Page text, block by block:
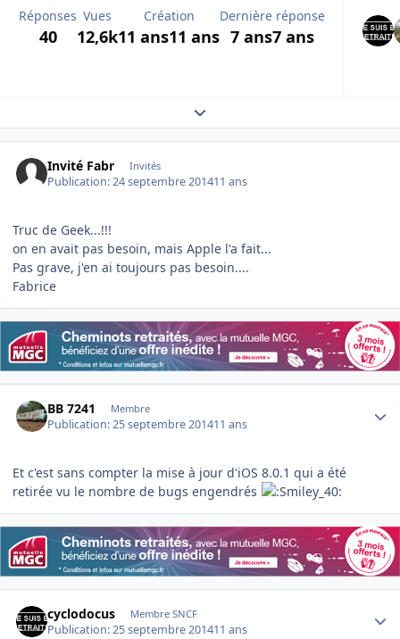
Réponses
40
Vues
12,6k
Création
11 ans11 ans
Dernière réponse
7 ans7 ans
Expand topic overview
Invité Fabr Invités
Publication:24 septembre 201411 ans
Truc de Geek...!!!
on en avait pas besoin, mais Apple l'a fait...
Pas grave, j'en ai toujours pas besoin....
Fabrice
BB 7241 Membre
Publication:25 septembre 201411 ans
Et c'est sans compter la mise à jour d'iOS 8.0.1 qui a été
retirée vu le nombre de bugs engendrés
cyclodocus Membre SNCF
Publication:25 septembre 201411 ans